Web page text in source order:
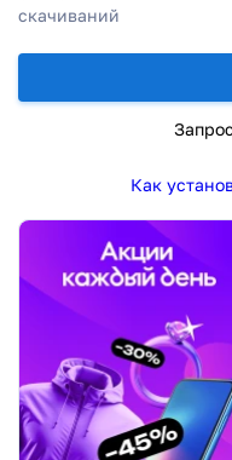
скачиваний
Как